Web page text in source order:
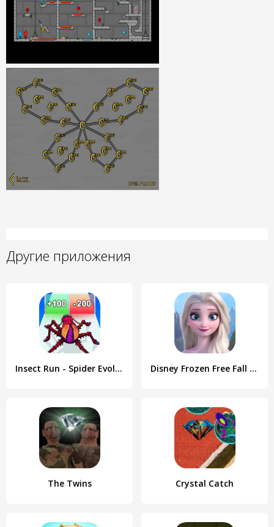
Другие приложения
Insect Run - Spider Evolution Disney Frozen Free Fall Games
The Twins Crystal Catch